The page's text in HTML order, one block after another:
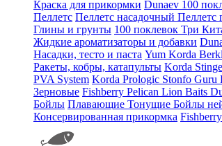
Краска для прикормки Dunaev 100
Пеллетс Пеллетс насадочный Пеллетс
Глины и грунты 100 поклевок Три
Жидкие ароматизаторы и добавки
Насадки, тесто и паста Yum Korda
Ракеты, кобры, катапульты Korda
PVA System Korda Prologic Stonfo Guru
Зерновые Fishberry Pelican Lion Baits
Бойлы Плавающие Тонущие Бойлы
Консервированная прикормка Fishberry